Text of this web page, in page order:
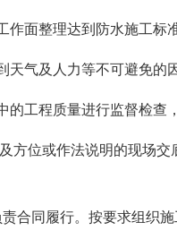
作面整理达到防水施工标
天气及人力等不可避免的
的工程质量进行监督检查
方位或作法说明的现场
合同履行。按要求组织